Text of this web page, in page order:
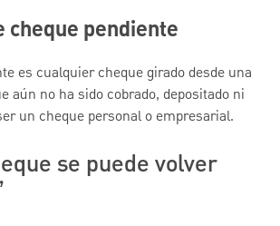
cheque pendiente
es cualquier cheque girado desde una
aún no ha sido cobrado, depositado ni
un cheque personal o empresarial.
se puede volver